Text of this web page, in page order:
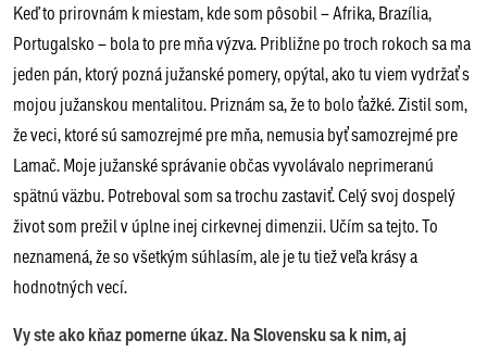
Keď to prirovnám k miestam, kde som pôsobil – Afrika, Brazília,
Portugalsko – bola to pre mňa výzva. Približne po troch rokoch sa ma
jeden pán, ktorý pozná južanské pomery, opýtal, ako tu viem vydržať s
mojou južanskou mentalitou. Priznám sa, že to bolo ťažké. Zistil som,
že veci, ktoré sú samozrejmé pre mňa, nemusia byť samozrejmé pre
Lamač. Moje južanské správanie občas vyvolávalo neprimeranú
spätnú väzbu. Potreboval som sa trochu zastaviť. Celý svoj dospelý
život som prežil v úplne inej cirkevnej dimenzii. Učím sa tejto. To
neznamená, že so všetkým súhlasím, ale je tu tiež veľa krásy a
hodnotných vecí.
Vy ste ako kňaz pomerne úkaz. Na Slovensku sa k nim, aj